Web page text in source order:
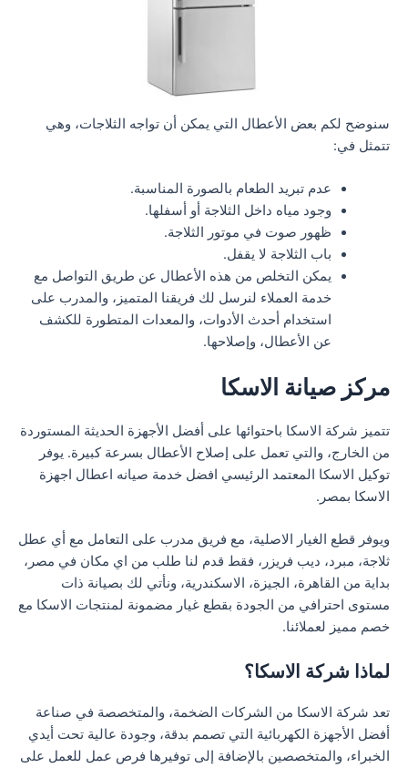
سنوضح لكم بعض الأعطال التي يمكن أن تواجه الثلاجات، وهي
تتمثل في:
عدم تبريد الطعام بالصورة المناسبة.
وجود مياه داخل الثلاجة أو أسفلها.
ظهور صوت في موتور الثلاجة.
باب الثلاجة لا يقفل.
يمكن التخلص من هذه الأعطال عن طريق التواصل مع
خدمة العملاء لنرسل لك فريقنا المتميز، والمدرب على
استخدام أحدث الأدوات، والمعدات المتطورة للكشف
عن الأعطال، وإصلاحها.
مركز صيانة الاسكا
تتميز شركة الاسكا باحتوائها على أفضل الأجهزة الحديثة المستوردة
من الخارج، والتي تعمل على إصلاح الأعطال بسرعة كبيرة. يوفر
توكيل الاسكا المعتمد الرئيسي افضل خدمة صيانه اعطال اجهزة
الاسكا بمصر.
ويوفر قطع الغيار الاصلية، مع فريق مدرب على التعامل مع أي عطل
ثلاجة، مبرد، ديب فريزر، فقط قدم لنا طلب من اي مكان في مصر،
بداية من القاهرة، الجيزة، الاسكندرية، ونأتي لك بصيانة ذات
مستوى احترافي من الجودة بقطع غيار مضمونة لمنتجات الاسكا مع
خصم مميز لعملائنا.
لماذا شركة الاسكا؟
تعد شركة الاسكا من الشركات الضخمة، والمتخصصة في صناعة
أفضل الأجهزة الكهربائية التي تصمم بدقة، وجودة عالية تحت أيدي
الخبراء، والمتخصصين بالإضافة إلى توفيرها فرص عمل للعمل على